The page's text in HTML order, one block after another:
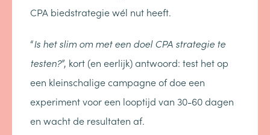
CPA biedstrategie wél nut heeft.
“Is het slim om met een doel CPA strategie te
testen?”, kort (en eerlijk) antwoord: test het op
een kleinschalige campagne of doe een
experiment voor een looptijd van 30-60 dagen
en wacht de resultaten af.